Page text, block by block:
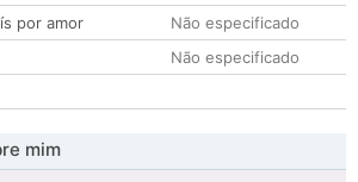
por amor
Não especificado
Não especificado
mim